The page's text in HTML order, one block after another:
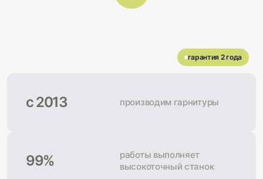
гарантия 2 года
с 2013 производим гарнитуры
99%
работы выполняет
высокоточный станок